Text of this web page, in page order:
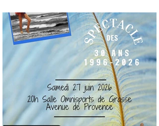
d’adaptation et un engagement
exemplaire. Le travail réalisé depuis le
stage d’avril, au cours duquel nous avons
préparé de nombreuses danses, a porté
ses fruits. Vous avez su allier technique,